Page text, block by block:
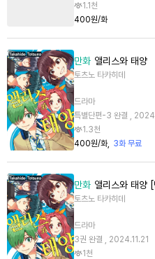
1.1천
400원/화
만화 앨리스와 태양
토츠노 타카히데
드라마
특별단편-3 완결 ,
1.3천
400원/화
3화 무료
만화 앨리스와 태양 [
토츠노 타카히데
드라마
3권 완결 , 2024.11.21
1천